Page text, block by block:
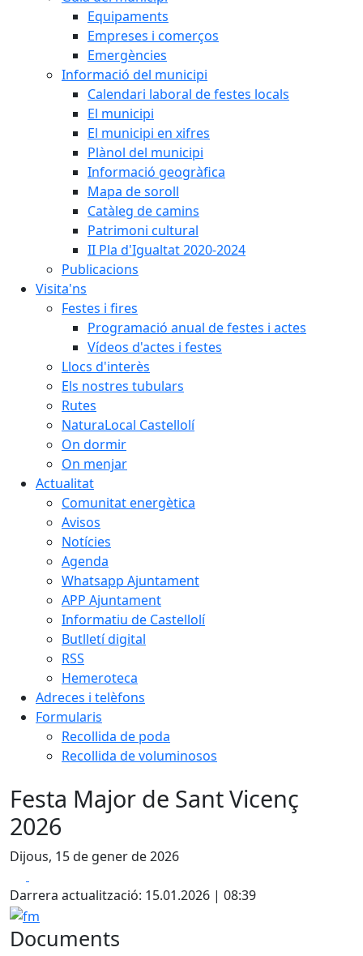
Equipaments
Empreses i comerços
Emergències
Informació del municipi
Calendari laboral de festes locals
El municipi
El municipi en xifres
Plànol del municipi
Informació geogràfica
Mapa de soroll
Catàleg de camins
Patrimoni cultural
II Pla d'Igualtat 2020-2024
Publicacions
Visita'ns
Festes i fires
Programació anual de festes i actes
Vídeos d'actes i festes
Llocs d'interès
Els nostres tubulars
Rutes
NaturaLocal Castellolí
On dormir
On menjar
Actualitat
Comunitat energètica
Avisos
Notícies
Agenda
Whatsapp Ajuntament
APP Ajuntament
Informatiu de Castellolí
Butlletí digital
RSS
Hemeroteca
Adreces i telèfons
Formularis
Recollida de poda
Recollida de voluminosos
Festa Major de Sant Vicenç
2026
Dijous, 15 de gener de 2026
Darrera actualització: 15.01.2026 | 08:39
fm
Documents